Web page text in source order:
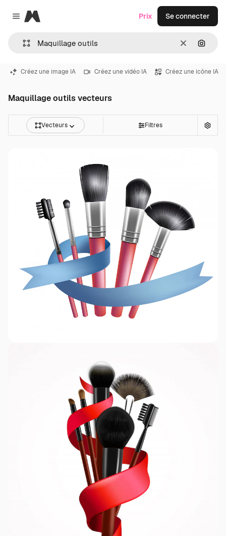
Close menu
Magnific
Effacer
Prix Se connecter
Créez une image IA Créez une vidéo IA Créez une icône IA
Maquillage outils vecteurs
Vecteurs Filtres